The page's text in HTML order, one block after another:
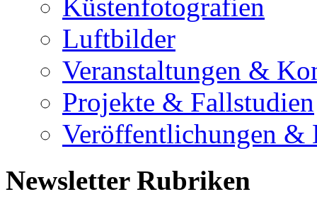
Küstenfotografien
Luftbilder
Veranstaltungen &
Projekte & Fallstudien
Veröffentlichungen &
Newsletter Rubriken